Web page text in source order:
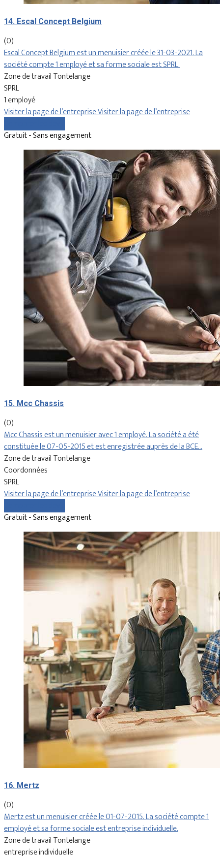
14. Escal Concept Belgium
(0)
Escal Concept Belgium est un menuisier créée le 31-03-2021. La
société compte 1 employé et sa forme sociale est SPRL.
Zone de travail Tontelange
SPRL
1 employé
Visiter la page de l’entrepriseVisiter la page de l’entreprise
Gratuit - Sans engagement
15. Mcc Chassis
(0)
Mcc Chassis est un menuisier avec 1 employé. La société a été
constituée le 07-05-2015 et est enregistrée auprès de la BCE…
Zone de travail Tontelange
Coordonnées
SPRL
Visiter la page de l’entrepriseVisiter la page de l’entreprise
Gratuit - Sans engagement
16. Mertz
(0)
Mertz est un menuisier créée le 01-07-2015. La société compte 1
employé et sa forme sociale est entreprise individuelle.
Zone de travail Tontelange
entreprise individuelle